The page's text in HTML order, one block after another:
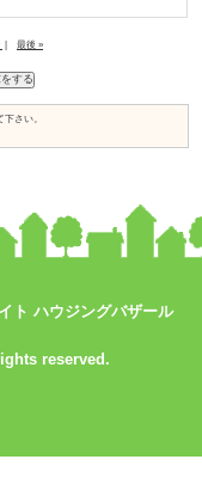
ト ハウジングバザール
reserved.